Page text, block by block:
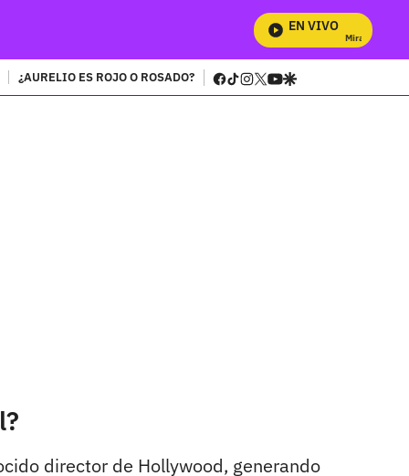
EN VIVO
Mira Todos
¿AURELIO ES ROJO O ROSADO? facebook
tiktok
instagram
twitter
youtube
google
director de Hollywood, generando